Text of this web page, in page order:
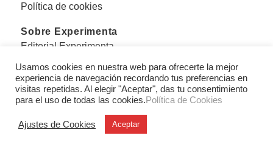
Política de cookies
Sobre Experimenta
Editorial Experimenta
Equipo
Con el apoyo de:
Usamos cookies en nuestra web para ofrecerte la mejor
experiencia de navegación recordando tus preferencias en
visitas repetidas. Al elegir "Aceptar", das tu consentimiento
para el uso de todas las cookies.Política de Cookies
Ajustes de Cookies Aceptar